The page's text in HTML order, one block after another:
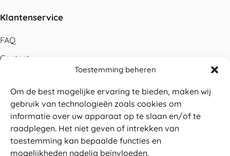
Toestemming beheren
Om de best mogelijke ervaring te bieden, maken wij
gebruik van technologieën zoals cookies om
informatie over uw apparaat op te slaan en/of te
raadplegen. Het niet geven of intrekken van
toestemming kan bepaalde functies en
mogelijkheden nadelig beïnvloeden.
Klantenservice
FAQ
Contact
Betalen
Levering
Retouren
Service en garantie